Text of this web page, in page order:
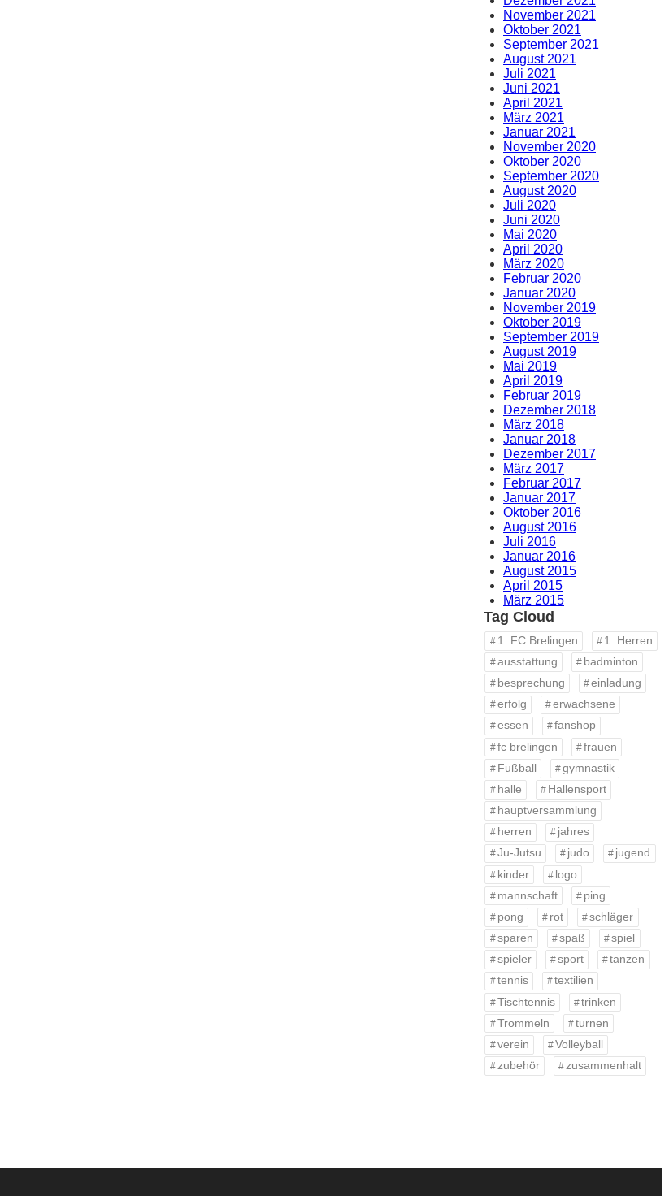
November 2021
Oktober 2021
September 2021
August 2021
Juli 2021
Juni 2021
April 2021
März 2021
Januar 2021
November 2020
Oktober 2020
September 2020
August 2020
Juli 2020
Juni 2020
Mai 2020
April 2020
März 2020
Februar 2020
Januar 2020
November 2019
Oktober 2019
September 2019
August 2019
Mai 2019
April 2019
Februar 2019
Dezember 2018
März 2018
Januar 2018
Dezember 2017
März 2017
Februar 2017
Januar 2017
Oktober 2016
August 2016
Juli 2016
Januar 2016
August 2015
April 2015
März 2015
Tag Cloud
1. FC Brelingen
1. Herren
ausstattung
badminton
besprechung
einladung
erfolg
erwachsene
essen
fanshop
fc brelingen
frauen
Fußball
gymnastik
halle
Hallensport
hauptversammlung
herren
jahres
Ju-Jutsu
judo
jugend
kinder
logo
mannschaft
ping
pong
rot
schläger
sparen
spaß
spiel
spieler
sport
tanzen
tennis
textilien
Tischtennis
trinken
Trommeln
turnen
verein
Volleyball
zubehör
zusammenhalt